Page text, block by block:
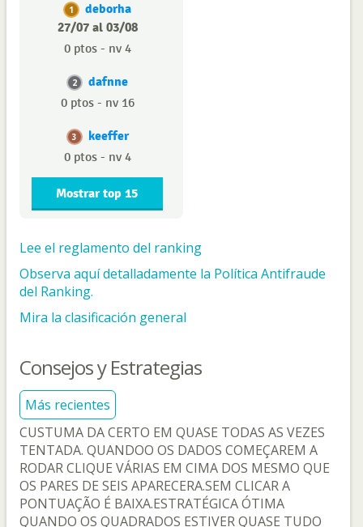
1
deborha
27/07 al 03/08
0 ptos - nv 4
2 dafnne
0 ptos - nv 16
3 keeffer
0 ptos - nv 4
Mostrar top 15
Lee el reglamento del ranking
Observa aquí detalladamente la Política Antifraude
del Ranking.
Mira la clasificación general
Consejos y Estrategias
Más recientes
CUSTUMA DA CERTO EM QUASE TODAS AS VEZES
TENTADA. QUANDOO OS DADOS COMEÇAREM A
RODAR CLIQUE VÁRIAS EM CIMA DOS MESMO QUE
OS PARES DE SEIS APARECERA.SEM CLICAR A
PONTUAÇÃO É BAIXA.ESTRATÉGICA ÓTIMA
QUANDO OS QUADRADOS ESTIVER QUASE TUDO